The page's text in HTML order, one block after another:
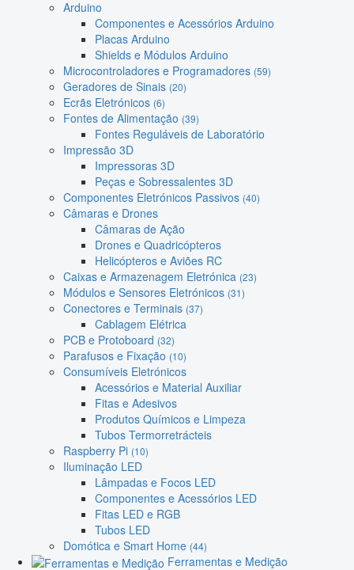
Arduino
Componentes e Acessórios Arduino
Placas Arduino
Shields e Módulos Arduino
Microcontroladores e Programadores (59)
Geradores de Sinais (20)
Ecrãs Eletrónicos (6)
Fontes de Alimentação (39)
Fontes Reguláveis de Laboratório
Impressão 3D
Impressoras 3D
Peças e Sobressalentes 3D
Componentes Eletrónicos Passivos (40)
Câmaras e Drones
Câmaras de Ação
Drones e Quadricópteros
Helicópteros e Aviões RC
Caixas e Armazenagem Eletrónica (23)
Módulos e Sensores Eletrónicos (31)
Conectores e Terminais (37)
Cablagem Elétrica
PCB e Protoboard (32)
Parafusos e Fixação (10)
Consumíveis Eletrónicos
Acessórios e Material Auxiliar
Fitas e Adesivos
Produtos Químicos e Limpeza
Tubos Termorretrácteis
Raspberry Pi (10)
Iluminação LED
Lâmpadas e Focos LED
Componentes e Acessórios LED
Fitas LED e RGB
Tubos LED
Domótica e Smart Home (44)
Ferramentas e Medição